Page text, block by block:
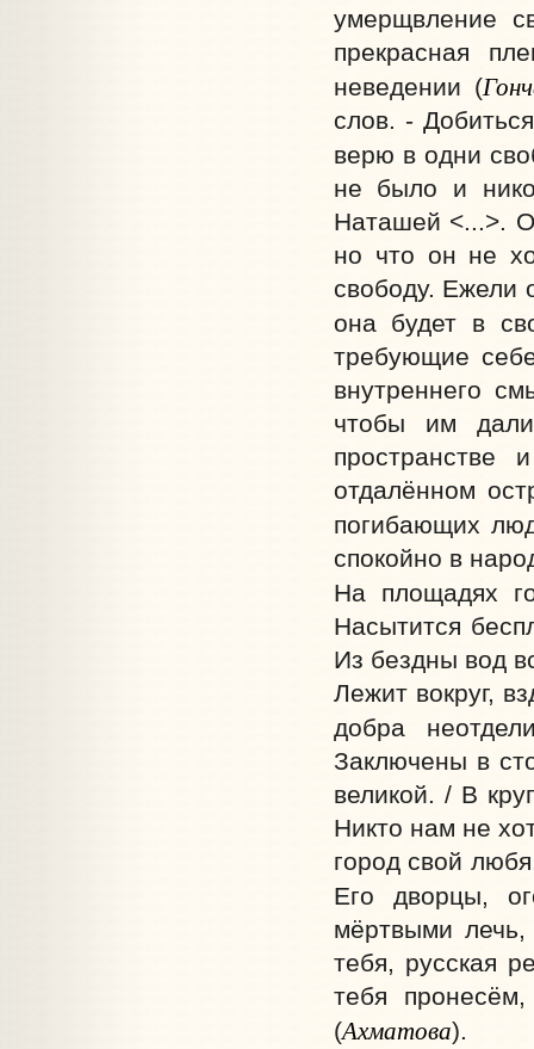
умерщвление
прекрасная
неведении (
слов. -
верю в одни
не было и
Наташей <...>.
но что он не
свободу. Ежели
она будет в
требующие
внутреннего
чтобы им
пространстве
отдалённом
погибающих
спокойно в
На площадях
Насытится
Из бездны вод
Лежит вокруг,
добра
Заключены в
великой. / В
Никто нам не
город свой
Его дворцы,
мёртвыми
тебя, русская
тебя
(Ахматова).